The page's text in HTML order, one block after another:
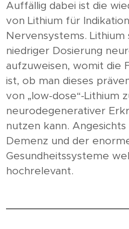
Auffällig dabei ist die
von Lithium für
Nervensystems. Lithium
niedriger Dosierung
aufzuweisen, womit die
ist, ob man dieses
von „low-dose“-Lithium
neurodegenerativer
nutzen kann.
Demenz und der
Gesundheitssysteme
hochrelevant.